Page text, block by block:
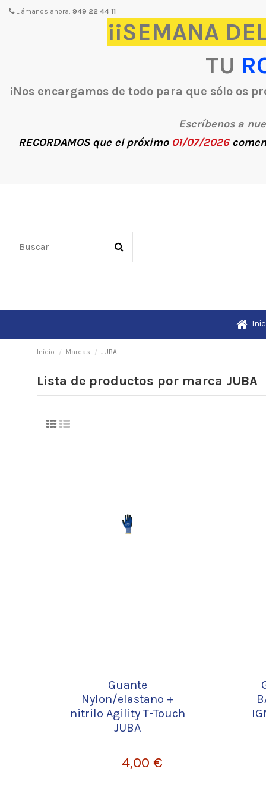
Llámanos ahora: 949 22 44 11
¡¡SEMANA
TU
¡Nos encargamos de todo para que sólo os
Escríbenos a
RECORDAMOSque el próximo 01/07/2026
Inicio Marcas JUBA
Lista de productos por marca JUBA
Guante
Nylon/elastano +
nitrilo Agility T-Touch
JUBA
4,00 €